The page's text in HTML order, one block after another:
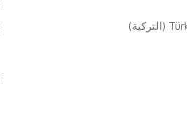
(التركية)